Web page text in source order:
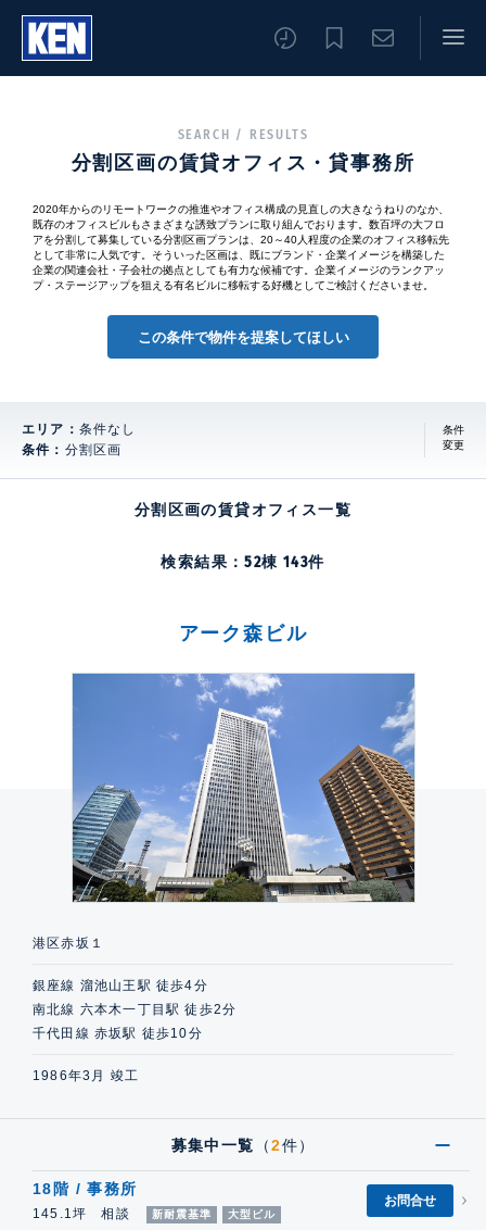
SEARCH / RESULTS
分割区画の賃貸オフィス・貸事務所
2020年からのリモートワークの推進やオフィス構成の見直しの大きなうねりのなか、
既存のオフィスビルもさまざまな誘致プランに取り組んでおります。数百坪の大フロ
アを分割して募集している分割区画プランは、20～40人程度の企業のオフィス移転先
として非常に人気です。そういった区画は、既にブランド・企業イメージを構築した
企業の関連会社・子会社の拠点としても有力な候補です。企業イメージのランクアッ
プ・ステージアップを狙える有名ビルに移転する好機としてご検討くださいませ。
この条件で物件を提案してほしい
エリア： 条件なし
条件： 分割区画
条件
変更
分割区画の賃貸オフィス一覧
検索結果：52棟 143件
アーク森ビル
港区赤坂１
銀座線 溜池山王駅 徒歩4分
南北線 六本木一丁目駅 徒歩2分
千代田線 赤坂駅 徒歩10分
1986年3月 竣工
募集中一覧 （2件）
18階 / 事務所
145.1坪 相談 新耐震基準 大型ビル
お問合せ